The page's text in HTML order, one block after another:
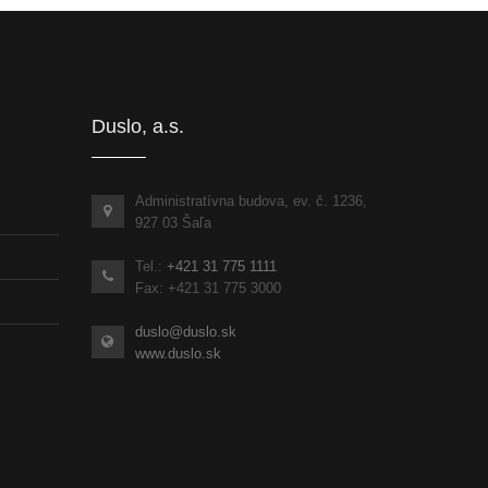
Duslo, a.s.
Administratívna budova, ev. č. 1236,
927 03 Šaľa
Tel.: +421 31 775 1111
Fax: +421 31 775 3000
duslo@duslo.sk
www.duslo.sk